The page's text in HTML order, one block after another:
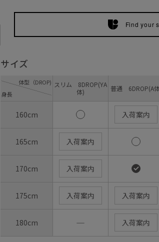
Find your
サイズ
身長
体型（DROP) スリム 8DROP(YA
体)
普通 6DROP(A
160cm 入荷案内
165cm 入荷案内
170cm 入荷案内
175cm 入荷案内 入荷案内
180cm ― 入荷案内